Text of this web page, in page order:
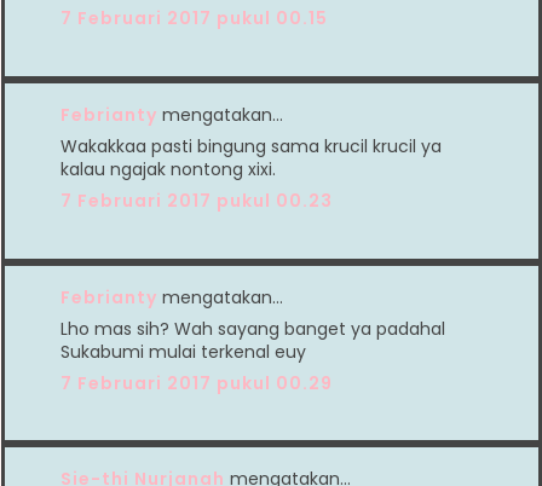
7 Februari 2017 pukul 00.15
Febrianty mengatakan…
Wakakkaa pasti bingung sama krucil krucil ya
kalau ngajak nontong xixi.
7 Februari 2017 pukul 00.23
Febrianty mengatakan…
Lho mas sih? Wah sayang banget ya padahal
Sukabumi mulai terkenal euy
7 Februari 2017 pukul 00.29
Sie-thi Nurjanah mengatakan…